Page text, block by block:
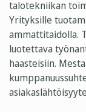
talotekniikan
Yrityksille
ammattitaidolla.
luotettava
haasteisiin.